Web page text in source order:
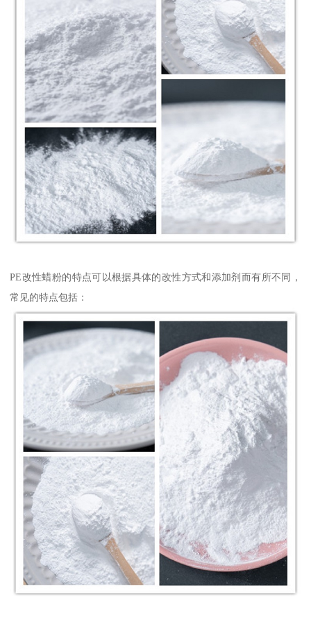
PE改性蜡粉的特点可以根据具体的改性方式和添加剂而有所不同，
常见的特点包括：